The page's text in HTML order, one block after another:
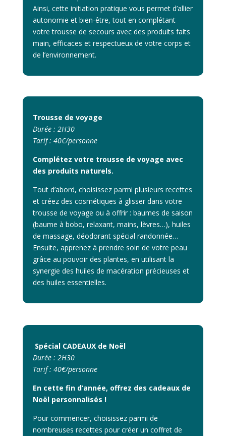
Ainsi, cette initiation pratique vous permet d’allier
autonomie et bien-être, tout en complétant
votre trousse de secours avec des produits faits
main, efficaces et respectueux de votre corps et
de l’environnement.
Trousse de voyage
Durée : 2H30
Tarif : 40€/personne
Complétez votre trousse de voyage avec
des produits naturels.
Tout d’abord, choisissez parmi plusieurs recettes
et créez des cosmétiques à glisser dans votre
trousse de voyage ou à offrir : baumes de saison
(baume à bobo, relaxant, mains, lèvres…), huiles
de massage, déodorant spécial randonnée…
Ensuite, apprenez à prendre soin de votre peau
grâce au pouvoir des plantes, en utilisant la
synergie des huiles de macération précieuses et
des huiles essentielles.
Spécial CADEAUX de Noël
Durée : 2H30
Tarif : 40€/personne
En cette fin d’année, offrez des cadeaux de
Noël personnalisés !
Pour commencer, choisissez parmi de
nombreuses recettes pour créer un coffret de